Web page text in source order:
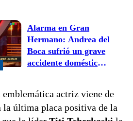
Alarma en Gran
Hermano: Andrea del
Boca sufrió un grave
accidente doméstico y
emblemática actriz viene de
la última placa positiva de la